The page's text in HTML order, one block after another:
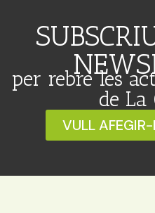
per rebre les
de La
VULL